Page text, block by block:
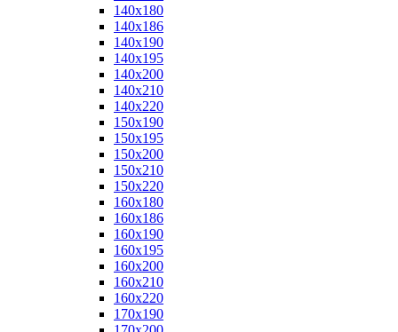
140x180
140x186
140x190
140x195
140x200
140x210
140x220
150x190
150x195
150x200
150x210
150x220
160x180
160x186
160x190
160x195
160x200
160x210
160x220
170x190